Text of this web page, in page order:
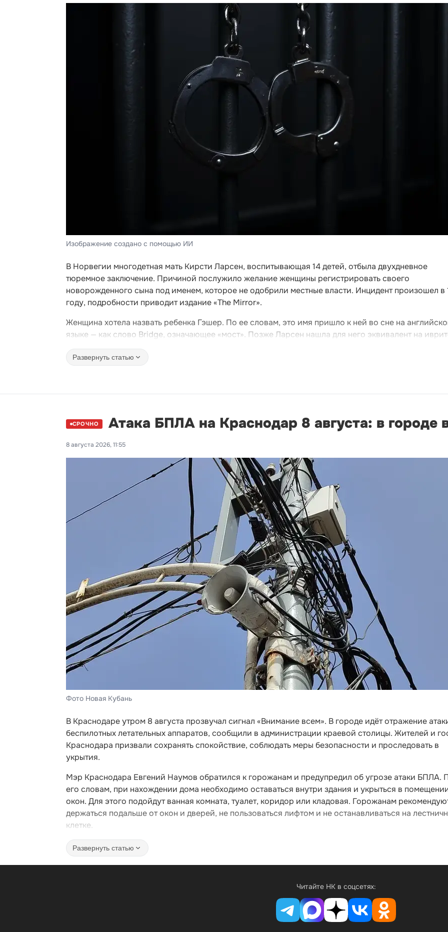
Изображение создано с помощью ИИ
В Норвегии многодетная мать Кирсти Ларсен, воспитывающая 14 детей, отбыла двухдневное
тюремное заключение. Причиной послужило желание женщины регистрировать своего
новорожденного сына под именем, которое не одобрили местные власти. Инцидент произошел в
году, подробности приводит издание «The Mirror».
Женщина хотела назвать ребенка Гэшер. По ее словам, это имя пришло к ней во сне на
языке — как слово Bridge, означающее «мост». Позже Ларсен нашла для него эквивалент на
Развернуть статью
СРОЧНО Атака БПЛА на Краснодар 8 августа: в городе
8 августа 2026, 11:55
Фото Новая Кубань
В Краснодаре утром 8 августа прозвучал сигнал «Внимание всем». В городе идёт отражение
беспилотных летательных аппаратов, сообщили в администрации краевой столицы. Жителей и
Краснодара призвали сохранять спокойствие, соблюдать меры безопасности и проследовать в
укрытия.
Мэр Краснодара Евгений Наумов обратился к горожанам и предупредил об угрозе атаки БПЛА.
его словам, при нахождении дома необходимо оставаться внутри здания и укрыться в
окон. Для этого подойдут ванная комната, туалет, коридор или кладовая. Горожанам
держаться подальше от окон и дверей, не пользоваться лифтом и не останавливаться на
клетке.
Развернуть статью
Читайте НК в соцсетях: